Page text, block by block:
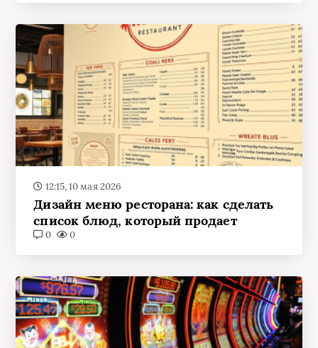
12:15, 10 мая 2026
Дизайн меню ресторана: как сделать
список блюд, который продает
0 0